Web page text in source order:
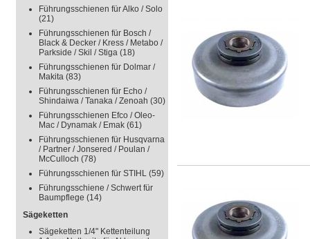
Führungsschienen für Alko / Solo
(21)
Führungsschienen für Bosch /
Black & Decker / Kress / Metabo /
Parkside / Skil / Stiga (18)
Führungsschienen für Dolmar /
Makita (83)
Führungsschienen für Echo /
Shindaiwa / Tanaka / Zenoah (30)
Führungsschienen Efco / Oleo-
Mac / Dynamak / Emak (61)
Führungsschienen für Husqvarna
/ Partner / Jonsered / Poulan /
McCulloch (78)
Führungsschienen für STIHL (59)
Führungsschiene / Schwert für
Baumpflege (14)
Sägeketten
Sägeketten 1/4" Kettenteilung